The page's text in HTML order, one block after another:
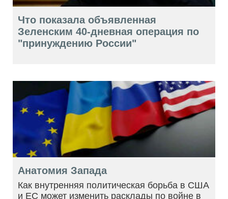
Что показала объявленная
Зеленским 40-дневная операция по
"принуждению России"
Анатомия Запада
Как внутренняя политическая борьба в США
и ЕС может изменить расклады по войне в